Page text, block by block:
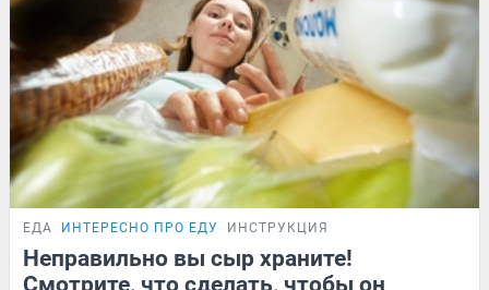
ЕДА ИНТЕРЕСНО ПРО ЕДУ ИНСТРУКЦИЯ
Неправильно вы сыр храните!